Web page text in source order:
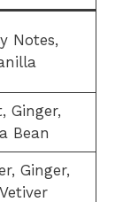
Notes,
Ginger,
Bean
Ginger,